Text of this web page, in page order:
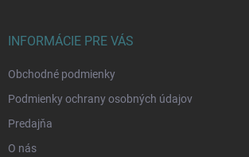
INFORMÁCIE PRE VÁS
Obchodné podmienky
Podmienky ochrany osobných údajov
Predajňa
O nás